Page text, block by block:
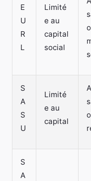
E
U
R
L
Limité
e au
capital
social
S
A
S
U
Limité
e au
capital
S
A